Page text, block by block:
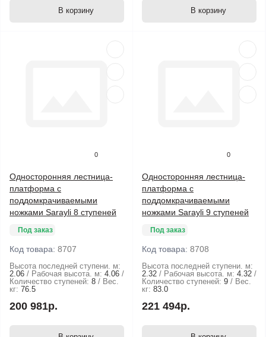
В корзину В корзину
0
Односторонняя лестница-
платформа с
поддомкрачиваемыми
ножками Sarayli 8 ступеней
Под заказ
Код товара: 8707
Высота последней ступени. м:
2.06
Рабочая высота. м: 4.06
Количество ступеней: 8
Вес.
кг: 76.5
200 981р.
0
Односторонняя лестница-
платформа с
поддомкрачиваемыми
ножками Sarayli 9 ступеней
Под заказ
Код товара: 8708
Высота последней ступени. м:
2.32
Рабочая высота. м: 4.32
Количество ступеней: 9
Вес.
кг: 83.0
221 494р.